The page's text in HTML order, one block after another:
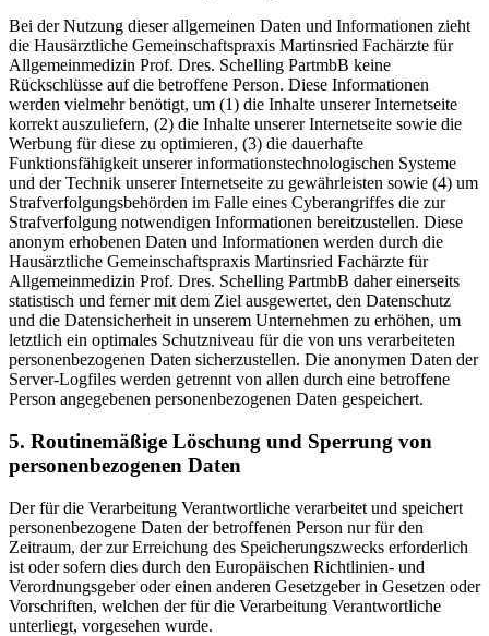
Bei der Nutzung dieser allgemeinen Daten und Informationen zieht
die Hausärztliche Gemeinschaftspraxis Martinsried Fachärzte für
Allgemeinmedizin Prof. Dres. Schelling PartmbB keine
Rückschlüsse auf die betroffene Person. Diese Informationen
werden vielmehr benötigt, um (1) die Inhalte unserer Internetseite
korrekt auszuliefern, (2) die Inhalte unserer Internetseite sowie die
Werbung für diese zu optimieren, (3) die dauerhafte
Funktionsfähigkeit unserer informationstechnologischen Systeme
und der Technik unserer Internetseite zu gewährleisten sowie (4) um
Strafverfolgungsbehörden im Falle eines Cyberangriffes die zur
Strafverfolgung notwendigen Informationen bereitzustellen. Diese
anonym erhobenen Daten und Informationen werden durch die
Hausärztliche Gemeinschaftspraxis Martinsried Fachärzte für
Allgemeinmedizin Prof. Dres. Schelling PartmbB daher einerseits
statistisch und ferner mit dem Ziel ausgewertet, den Datenschutz
und die Datensicherheit in unserem Unternehmen zu erhöhen, um
letztlich ein optimales Schutzniveau für die von uns verarbeiteten
personenbezogenen Daten sicherzustellen. Die anonymen Daten der
Server-Logfiles werden getrennt von allen durch eine betroffene
Person angegebenen personenbezogenen Daten gespeichert.
5. Routinemäßige Löschung und Sperrung von
personenbezogenen Daten
Der für die Verarbeitung Verantwortliche verarbeitet und speichert
personenbezogene Daten der betroffenen Person nur für den
Zeitraum, der zur Erreichung des Speicherungszwecks erforderlich
ist oder sofern dies durch den Europäischen Richtlinien- und
Verordnungsgeber oder einen anderen Gesetzgeber in Gesetzen oder
Vorschriften, welchen der für die Verarbeitung Verantwortliche
unterliegt, vorgesehen wurde.